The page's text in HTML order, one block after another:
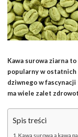
Kawa surowa ziarna
popularny w ostatnich
dziwnego w
ma wiele zalet
Spis treści
Kawa surowa a kawa